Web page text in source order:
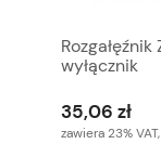
wyłącznik
35,06 zł
zawiera 23%